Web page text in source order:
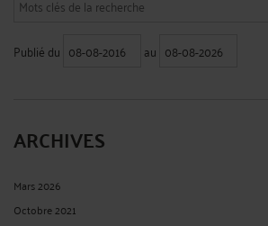
Publié du au
ARCHIVES
Mars 2026
Octobre 2021